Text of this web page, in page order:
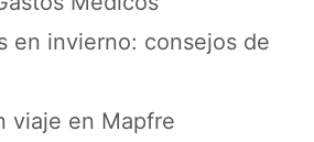
en invierno: consejos de
viaje en Mapfre